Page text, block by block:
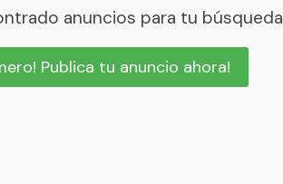
anuncios para tu búsqueda
Publica tu anuncio ahora!